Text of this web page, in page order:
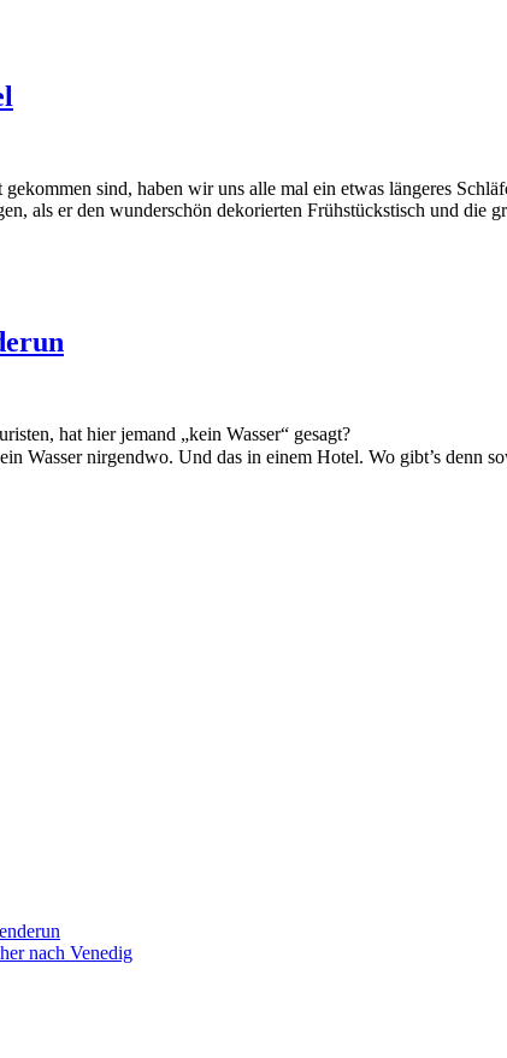
sind, haben wir uns alle mal ein etwas längeres
als er den wunderschön dekorierten Frühstückstisch und die
hat hier jemand „kein Wasser“ gesagt?
Wasser nirgendwo. Und das in einem Hotel. Wo gibt’s denn
nach Venedig